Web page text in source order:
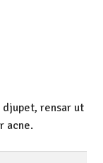
djupet, rensar ut
acne.